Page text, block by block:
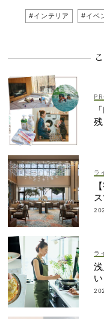
#インテリア #イベ
ラ
ラ
レ